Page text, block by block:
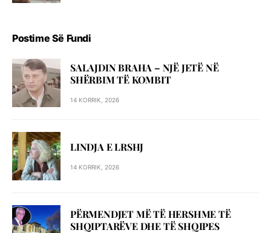
Postime Së Fundi
SALAJDIN BRAHA – NJЁ JETЁ NЁ
SHЁRBIM TЁ KOMBIT
14 KORRIK, 2026
LINDJA E LRSHJ
14 KORRIK, 2026
PËRMENDJET MË TË HERSHME TË
SHQIPTARËVE DHE TË SHQIPES